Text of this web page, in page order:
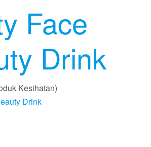
Face
Drink
Kesihatan)